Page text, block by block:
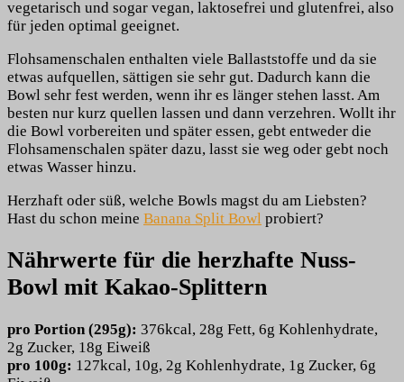
vegetarisch und sogar vegan, laktosefrei und glutenfrei, also
für jeden optimal geeignet.
Flohsamenschalen enthalten viele Ballaststoffe und da sie
etwas aufquellen, sättigen sie sehr gut. Dadurch kann die
Bowl sehr fest werden, wenn ihr es länger stehen lasst. Am
besten nur kurz quellen lassen und dann verzehren. Wollt ihr
die Bowl vorbereiten und später essen, gebt entweder die
Flohsamenschalen später dazu, lasst sie weg oder gebt noch
etwas Wasser hinzu.
Herzhaft oder süß, welche Bowls magst du am Liebsten?
Hast du schon meine Banana Split Bowl probiert?
Nährwerte für die herzhafte Nuss-
Bowl mit Kakao-Splittern
pro Portion (295g): 376kcal, 28g Fett, 6g Kohlenhydrate,
2g Zucker, 18g Eiweiß
pro 100g: 127kcal, 10g, 2g Kohlenhydrate, 1g Zucker, 6g